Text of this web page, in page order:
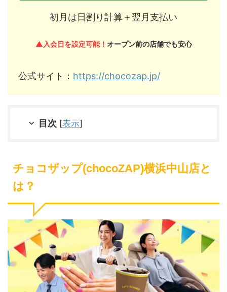
初月は日割り計算＋翌月支払い
▲入会日を設定可能！ オープン前の店舗でも安心
公式サイト： https://chocozap.jp/
目次 [表示]
チョコザップ(chocoZAP)横浜中山店と
は？